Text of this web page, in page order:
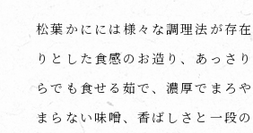
松葉かにには様々な調理法が存
りとした食感のお造り、あっさ
らでも食せる茹で、濃厚でまろ
まらない味噌、香ばしさと一段